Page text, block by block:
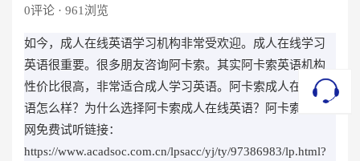
0评论 · 961浏览
如今，成人在线英语学习机构非常受欢迎。成人在线学习
英语很重要。很多朋友咨询阿卡索。其实阿卡索英语机构
性价比很高，非常适合成人学习英语。阿卡索成人在线英
语怎么样？为什么选择阿卡索成人在线英语？阿卡索外教
网免费试听链接：
https://www.acadsoc.com.cn/lpsacc/yj/ty/97386983/lp.html?